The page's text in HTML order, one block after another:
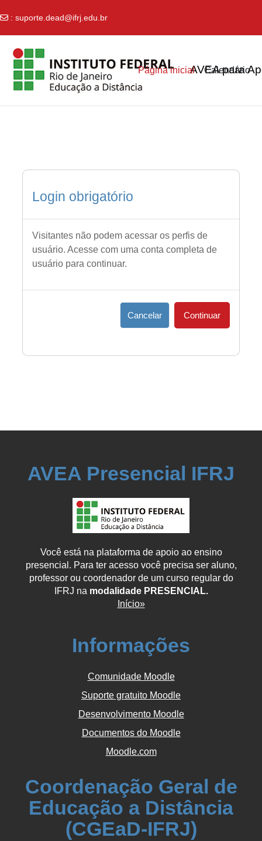
: suporte.dead@ifrj.edu.br
AVEA para
Página inicial Calendário
Login obrigatório
Visitantes não podem acessar os perfis de
usuário. Acesse com uma conta completa de
usuário para continuar.
Cancelar Continuar
AVEA Presencial IFRJ
Você está na plataforma de apoio ao ensino
presencial. Para ter acesso você precisa ser aluno,
professor ou coordenador de um curso regular do
IFRJ na modalidade PRESENCIAL.
Início»
Informações
Comunidade Moodle
Suporte gratuito Moodle
Desenvolvimento Moodle
Documentos do Moodle
Moodle.com
Coordenação Geral de
Educação a Distância
(CGEaD-IFRJ)